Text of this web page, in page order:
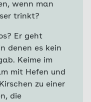
wenn man
trinkt?
Er geht
denen es kein
Keime im
mit Hefen und
zu einer
die